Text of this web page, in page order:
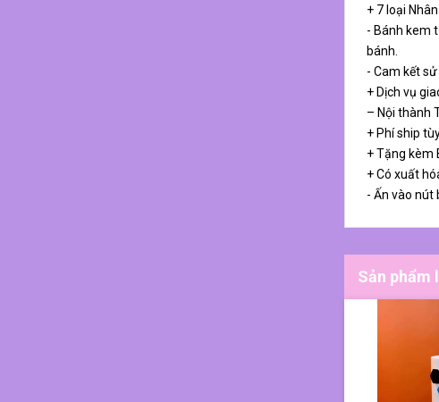
+ 7 loại
- Bánh kem
bánh.
- Cam kết
+ Dịch vụ
– Nội thành
+ Phí ship
+ Tặng kèm
+ Có xuất
- Ấn vào nút
Sản phẩm